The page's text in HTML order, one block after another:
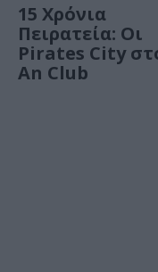
15 Χρόνια
Πειρατεία: Οι
Pirates City
An Club